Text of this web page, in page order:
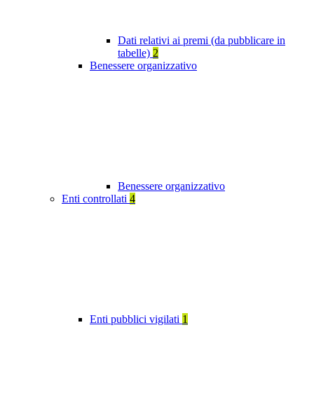
Dati relativi ai premi (da pubblicare in
tabelle) 2
Benessere organizzativo
Benessere organizzativo
Enti controllati 4
Enti pubblici vigilati 1